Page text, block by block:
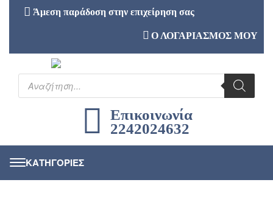
Άμεση παράδοση στην επιχείρηση σας
Ο ΛΟΓΑΡΙΑΣΜΟΣ ΜΟΥ
Επικοινωνία
2242024632